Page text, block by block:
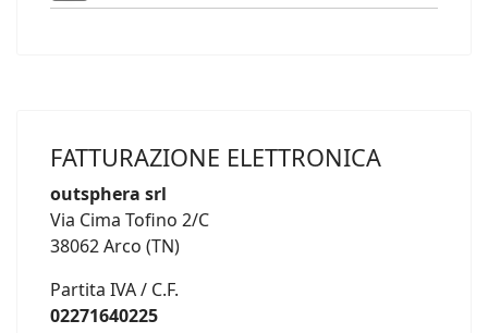
FATTURAZIONE ELETTRONICA
outsphera srl
Via Cima Tofino 2/C
38062 Arco (TN)
Partita IVA / C.F.
02271640225